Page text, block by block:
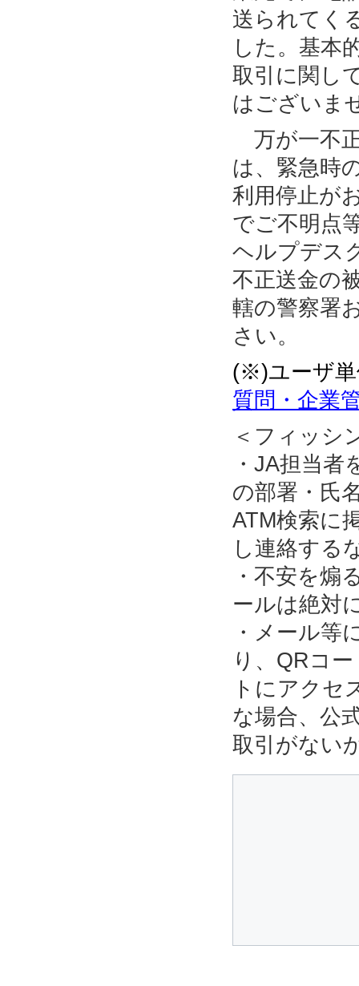
送られてく
した。基本
取引に関し
はございま
万が一不
は、緊急時
利用停止が
でご不明点
ヘルプデス
不正送金の
轄の警察署
さい。
(※)ユーザ単
質問・企業
＜フィッシ
・JA担当
の部署・氏
ATM検索に
し連絡する
・不安を煽
ールは絶対
・メール等
り、QRコ
トにアクセ
な場合、公
取引がない